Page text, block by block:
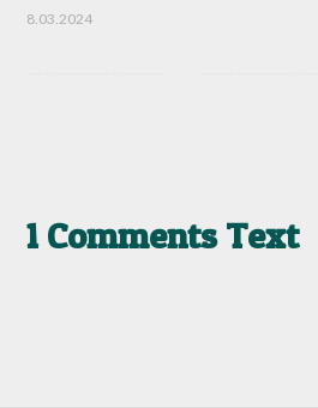
8.03.2024
1 Comments Text